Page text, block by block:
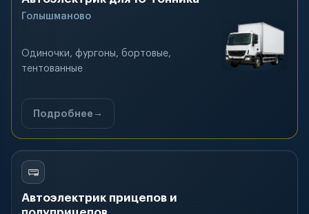
Голышманово
Одиночки, фургоны, бортовые,
тентованные
Подробнее
Автоэлектрик прицепов и